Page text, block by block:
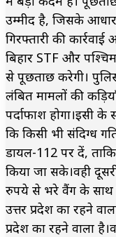
उम्मीद है, जिसके
गिरफ्तारी की
बिहार STF और
से पूछताछ करेगी।
लंबित मामलों की
पर्दाफाश होगा।इसी
कि किसी भी संदिग्ध
डायल-112 पर दें,
किया जा सके।वही
रुपये से भरे वैंग के साथ
उत्तर प्रदेश का रहने
प्रदेश का रहने वाला